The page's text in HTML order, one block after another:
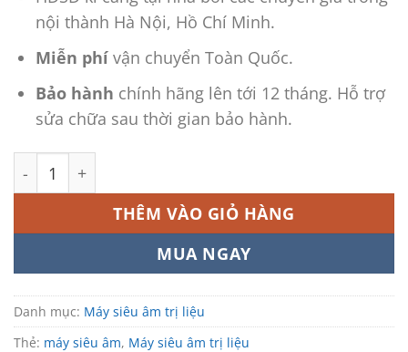
nội thành Hà Nội, Hồ Chí Minh.
Miễn phívận chuyển Toàn Quốc.
Bảo hành chính hãng lên tới 12 tháng. Hỗ trợ
sửa chữa sau thời gian bảo hành.
Máy siêu âm trị liệu Chattanooga số lượng
THÊM VÀO GIỎ HÀNG
MUA NGAY
Danh mục: Máy siêu âm trị liệu
Thẻ: máy siêu âm, Máy siêu âm trị liệu